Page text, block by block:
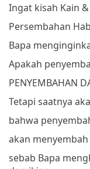
Ingat kisah Kain &
Persembahan
Bapa
Apakah
PENYEMBAHAN
Tetapi saatnya
bahwa
akan
sebab Bapa